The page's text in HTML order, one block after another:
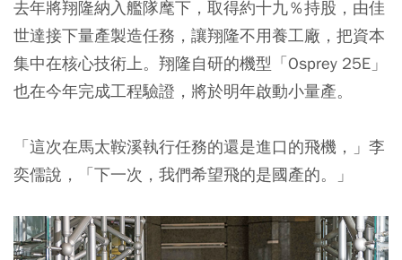
去年將翔隆納入艦隊麾下，取得約十九％持股，由佳
世達接下量產製造任務，讓翔隆不用養工廠，把資本
集中在核心技術上。翔隆自研的機型「Osprey 25E」
也在今年完成工程驗證，將於明年啟動小量產。
「這次在馬太鞍溪執行任務的還是進口的飛機，」李
奕儒說，「下一次，我們希望飛的是國產的。」